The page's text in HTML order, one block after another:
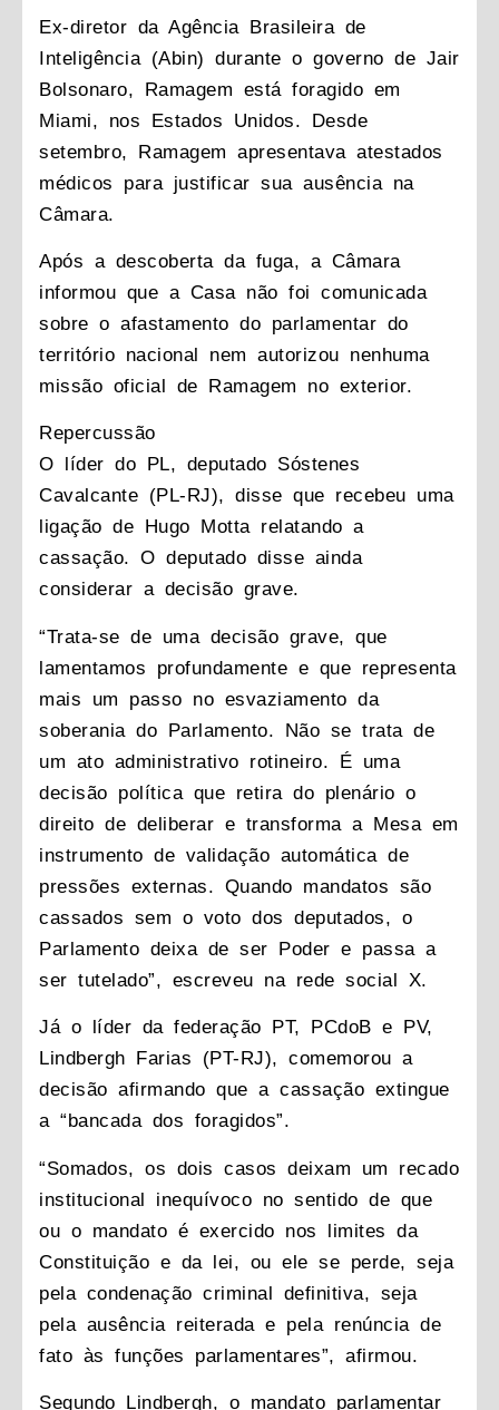
Ex-diretor da Agência Brasileira de
Inteligência (Abin) durante o governo de Jair
Bolsonaro, Ramagem está foragido em
Miami, nos Estados Unidos. Desde
setembro, Ramagem apresentava atestados
médicos para justificar sua ausência na
Câmara.
Após a descoberta da fuga, a Câmara
informou que a Casa não foi comunicada
sobre o afastamento do parlamentar do
território nacional nem autorizou nenhuma
missão oficial de Ramagem no exterior.
Repercussão
O líder do PL, deputado Sóstenes
Cavalcante (PL-RJ), disse que recebeu uma
ligação de Hugo Motta relatando a
cassação. O deputado disse ainda
considerar a decisão grave.
“Trata-se de uma decisão grave, que
lamentamos profundamente e que representa
mais um passo no esvaziamento da
soberania do Parlamento. Não se trata de
um ato administrativo rotineiro. É uma
decisão política que retira do plenário o
direito de deliberar e transforma a Mesa em
instrumento de validação automática de
pressões externas. Quando mandatos são
cassados sem o voto dos deputados, o
Parlamento deixa de ser Poder e passa a
ser tutelado”, escreveu na rede social X.
Já o líder da federação PT, PCdoB e PV,
Lindbergh Farias (PT-RJ), comemorou a
decisão afirmando que a cassação extingue
a “bancada dos foragidos”.
“Somados, os dois casos deixam um recado
institucional inequívoco no sentido de que
ou o mandato é exercido nos limites da
Constituição e da lei, ou ele se perde, seja
pela condenação criminal definitiva, seja
pela ausência reiterada e pela renúncia de
fato às funções parlamentares”, afirmou.
Segundo Lindbergh, o mandato parlamentar